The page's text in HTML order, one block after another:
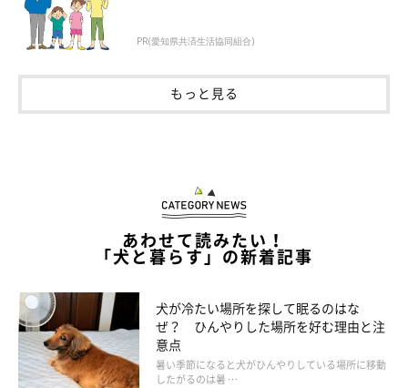
がんばる人を応援！
PR(愛知県共済生活協同組合)
もっと見る
あわせて読みたい！
「犬と暮らす」の新着記事
犬が冷たい場所を探して眠るのはな
ぜ？ ひんやりした場所を好む理由と注
意点
暑い季節になると犬がひんやりしている場所に移動
したがるのは暑 …